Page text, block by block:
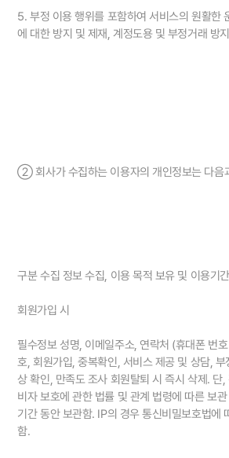
5. 부정 이용 행위를 포함하여 서비스의 원활한
에 대한 방지 및 제재, 계정도용 및 부정거래 방지
② 회사가 수집하는 이용자의 개인정보는 다음
구분 수집 정보 수집, 이용 목적 보유 및 이용기간
회원가입 시
필수정보 성명, 이메일주소, 연락처 (휴대폰 번
호, 회원가입, 중복확인, 서비스 제공 및 상담, 부
상 확인, 만족도 조사 회원탈퇴 시 즉시 삭제. 단
비자 보호에 관한 법률 및 관계 법령에 따른 보
기간 동안 보관함. IP의 경우 통신비밀보호법에
함.